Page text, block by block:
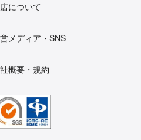
について
メディア・SNS
概要・規約